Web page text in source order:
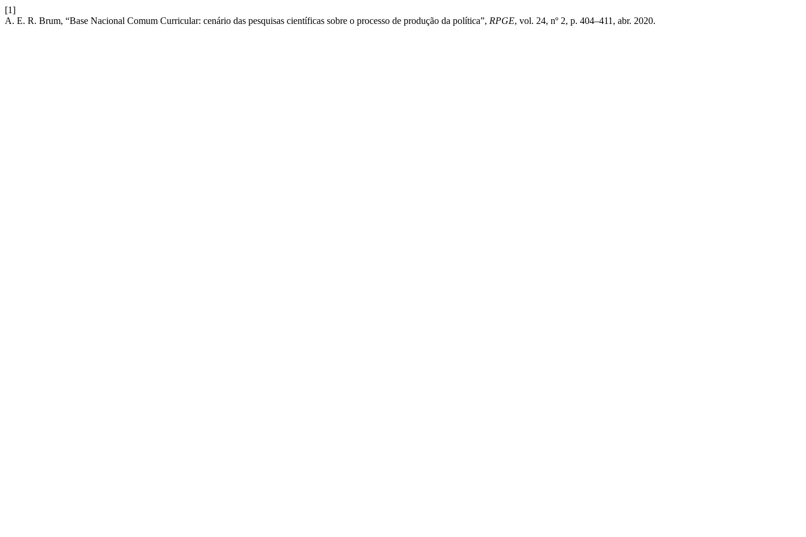
[1]
A. E. R. Brum, “Base Nacional Comum Curricular: cenário das pesquisas científicas sobre o processo de produção da política”, RPGE, vol. 24, nº 2, p. 404–411, abr. 2020.